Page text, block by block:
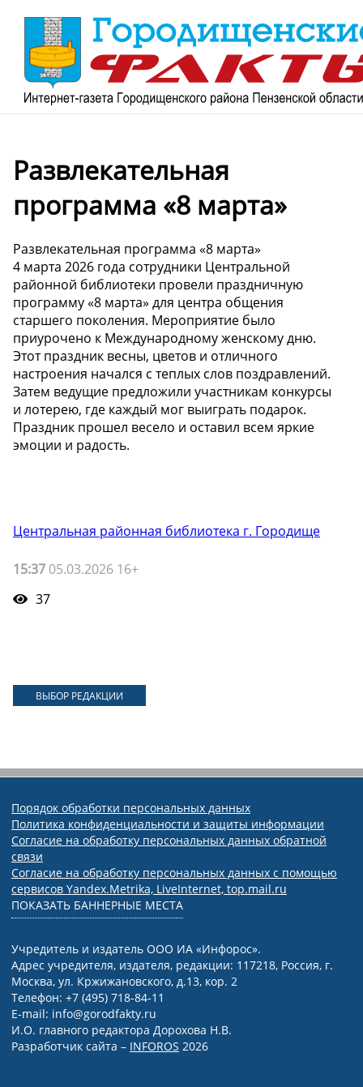
Развлекательная
программа «8 марта»
Развлекательная программа «8 марта»
4 марта 2026 года сотрудники Центральной
районной библиотеки провели праздничную
программу «8 марта» для центра общения
старшего поколения. Мероприятие было
приурочено к Международному женскому дню.
Этот праздник весны, цветов и отличного
настроения начался с теплых слов поздравлений.
Затем ведущие предложили участникам конкурсы
и лотерею, где каждый мог выиграть подарок.
Праздник прошел весело и оставил всем яркие
эмоции и радость.
Центральная районная библиотека г. Городище
15:37 05.03.2026 16+
37
ВЫБОР РЕДАКЦИИ
Порядок обработки персональных данных
Политика конфиденциальности и защиты информации
Согласие на обработку персональных данных обратной
связи
Согласие на обработку персональных данных с помощью
сервисов Yandex.Metrika, LiveInternet, top.mail.ru
ПОКАЗАТЬ БАННЕРНЫЕ МЕСТА
Учредитель и издатель ООО ИА «Инфорос».
Адрес учредителя, издателя, редакции: 117218, Россия, г.
Москва, ул. Кржижановского, д.13, кор. 2
Телефон: +7 (495) 718-84-11
E-mail: info@gorodfakty.ru
И.О. главного редактора Дорохова Н.В.
Разработчик сайта – INFOROS 2026